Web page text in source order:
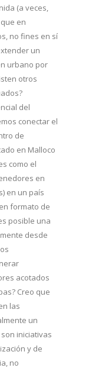
(a veces,
en
no fines en sí
un
urbano por
otros
del
conectar el
de
en Malloco
como el
en
en un país
formato de
posible una
desde
acotados
Creo que
las
un
iniciativas
y de
no